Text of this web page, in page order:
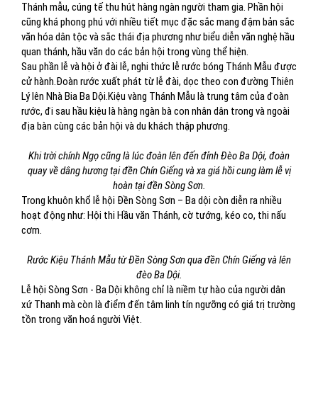
Thánh mẫu, cúng tế thu hút hàng ngàn người tham gia. Phần hội
cũng khá phong phú với nhiều tiết mục đặc sắc mang đậm bản sắc
văn hóa dân tộc và sắc thái địa phương như biểu diễn văn nghệ hầu
quan thánh, hầu văn do các bản hội trong vùng thể hiện.
Sau phần lễ và hội ở đài lễ, nghi thức lễ rước bóng Thánh Mẫu được
cử hành.Đoàn rước xuất phát từ lễ đài, dọc theo con đường Thiên
Lý lên Nhà Bia Ba Dội.Kiệu vàng Thánh Mẫu là trung tâm của đoàn
rước, đi sau hầu kiệu là hàng ngàn bà con nhân dân trong và ngoài
địa bàn cùng các bản hội và du khách thập phương.
Khi trời chính Ngọ cũng là lúc đoàn lên đến đỉnh Đèo Ba Dội, đoàn
quay về dâng hương tại đền Chín Giếng và xa giá hồi cung làm lễ vị
hoàn tại đền Sòng Sơn.
Trong khuôn khổ lễ hội Đền Sòng Sơn – Ba dội còn diễn ra nhiều
hoạt động như: Hội thi Hầu văn Thánh, cờ tướng, kéo co, thi nấu
cơm.
Rước Kiệu Thánh Mẫu từ Đền Sòng Sơn qua đền Chín Giếng và lên
đèo Ba Dội.
Lễ hội Sòng Sơn - Ba Dội không chỉ là niềm tự hào của người dân
xứ Thanh mà còn là điểm đến tâm linh tín ngưỡng có giá trị trường
tồn trong văn hoá người Việt.